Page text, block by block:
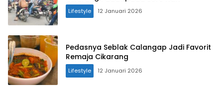
Lifestyle 12 Januari 2026
Pedasnya Seblak Calangap Jadi Favorit
Remaja Cikarang
Lifestyle 12 Januari 2026